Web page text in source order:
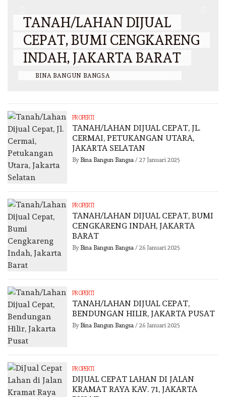
TANAH/LAHAN DIJUAL
CEPAT, BUMI CENGKARENG
INDAH, JAKARTA BARAT
BINA BANGUN BANGSA
PROPERTI
TANAH/LAHAN DIJUAL CEPAT, JL.
CERMAI, PETUKANGAN UTARA,
JAKARTA SELATAN
By Bina Bangun Bangsa / 27 Januari 2025
PROPERTI
TANAH/LAHAN DIJUAL CEPAT, BUMI
CENGKARENG INDAH, JAKARTA
BARAT
By Bina Bangun Bangsa / 26 Januari 2025
PROPERTI
TANAH/LAHAN DIJUAL CEPAT,
BENDUNGAN HILIR, JAKARTA PUSAT
By Bina Bangun Bangsa / 26 Januari 2025
PROPERTI
DIJUAL CEPAT LAHAN DI JALAN
KRAMAT RAYA KAV. 71, JAKARTA